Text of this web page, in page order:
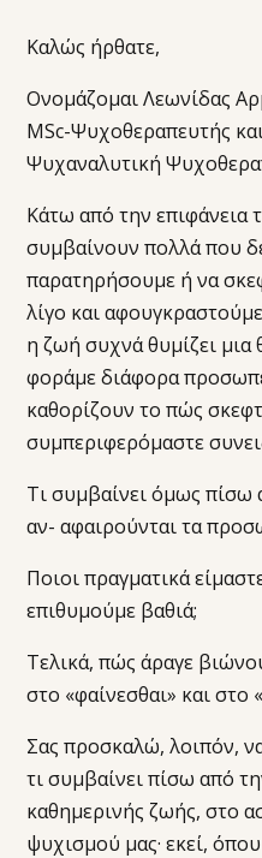
Καλώς ήρθατε,
Ονομάζομαι Λεωνίδας
MSc-Ψυχοθεραπευτής
Ψυχαναλυτική
Κάτω από την επιφάνεια
συμβαίνουν πολλά που
παρατηρήσουμε ή να
λίγο και
η ζωή συχνά θυμίζει μια
φοράμε διάφορα
καθορίζουν το πώς
συμπεριφερόμαστε
Τι συμβαίνει όμως πίσω
αν- αφαιρούνται τα
Ποιοι πραγματικά
επιθυμούμε βαθιά;
Τελικά, πώς άραγε
στο «φαίνεσθαι» και στο
Σας προσκαλώ, λοιπόν,
τι συμβαίνει πίσω από
καθημερινής ζωής, στο
ψυχισμού μας· εκεί,